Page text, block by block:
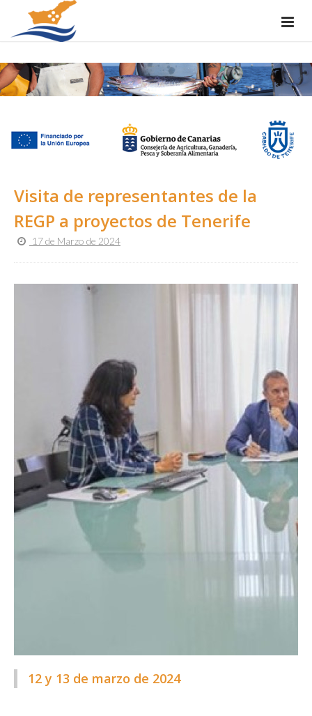
Visita de representantes de la
REGP a proyectos de Tenerife
17 de Marzo de 2024
12 y 13 de marzo de 2024